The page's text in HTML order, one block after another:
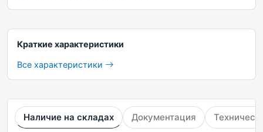
Краткие характеристики
Все характеристики
Наличие на складах Документация